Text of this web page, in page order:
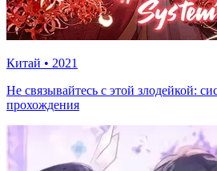
Китай • 2021
Не связывайтесь с этой злодейкой:
прохождения